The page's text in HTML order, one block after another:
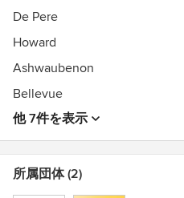
De Pere
Howard
Ashwaubenon
Bellevue
他 7件を表示
所属団体 (2)